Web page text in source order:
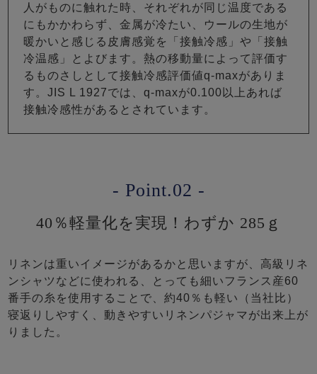
人がものに触れた時、それぞれが同じ温度である
にもかかわらず、金属が冷たい、ウールの生地が
暖かいと感じる皮膚感覚を「接触冷感」や「接触
冷温感」とよびます。熱の移動量によって評価す
るものさしとして接触冷感評価値q-maxがありま
す。JIS L 1927では、q-maxが0.100以上あれば
接触冷感性があるとされています。
- Point.02 -
40％軽量化を実現！わずか 285ｇ
リネンは重いイメージがあるかと思いますが、高級リネ
ンシャツなどに使われる、とっても細いフランス産60
番手の糸を使用することで、約40％も軽い（当社比）
寝返りしやすく、動きやすいリネンパジャマが出来上が
りました。